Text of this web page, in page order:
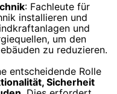
: Fachleute für
installieren und
und
um den
zu reduzieren.
entscheidende Rolle
Sicherheit